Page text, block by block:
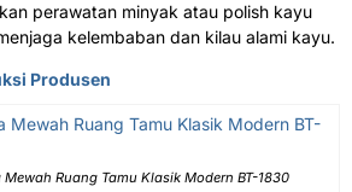
perawatan minyak atau polish kayu
kelembaban dan kilau alami kayu.
Produsen
Ruang Tamu Klasik Modern BT-1830